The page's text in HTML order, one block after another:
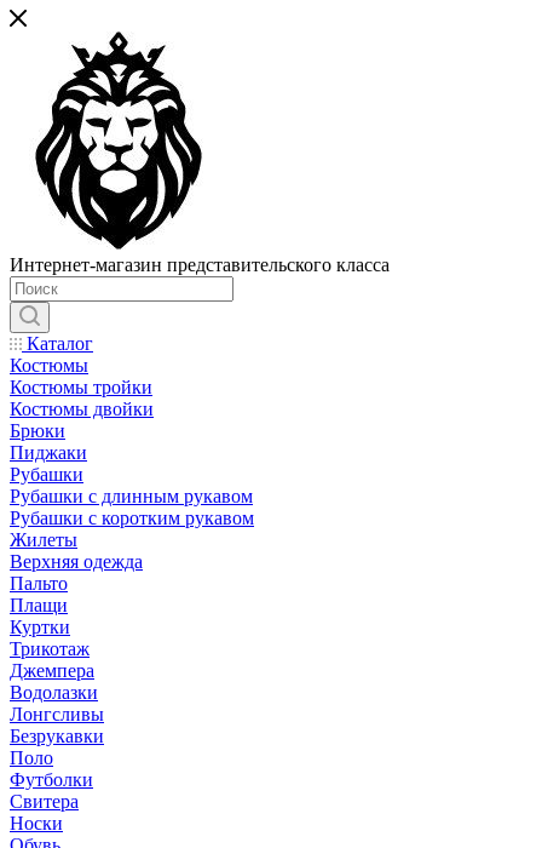
Интернет-магазин представительского класса
Каталог
Костюмы
Костюмы тройки
Костюмы двойки
Брюки
Пиджаки
Рубашки
Рубашки с длинным рукавом
Рубашки с коротким рукавом
Жилеты
Верхняя одежда
Пальто
Плащи
Куртки
Трикотаж
Джемпера
Водолазки
Лонгсливы
Безрукавки
Поло
Футболки
Свитера
Носки